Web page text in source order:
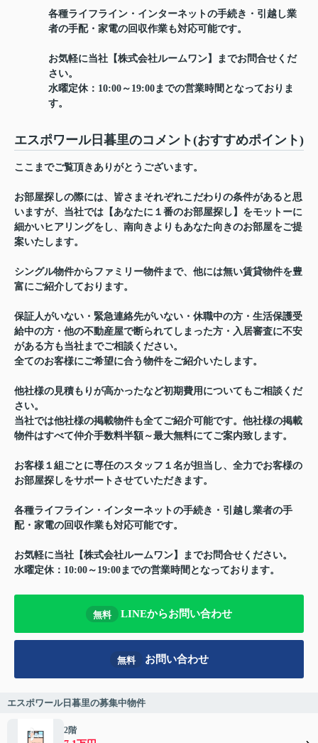
各種ライフライン・インターネットの手続き・引越し業
者の手配・家電の回収作業も対応可能です。
お気軽に当社【株式会社ルームワン】までお問合せくだ
さい。
水曜定休：10:00～19:00までの営業時間となっておりま
す。
エスポワール日暮里のコメント(おすすめポイント)
ここまでご覧頂きありがとうございます。
お部屋探しの際には、皆さまそれぞれこだわりの条件があると思
いますが、当社では【あなたに１番のお部屋探し】をモットーに
細かいヒアリングをし、南向きよりもあなた向きのお部屋をご提
案いたします。
シングル物件からファミリー物件まで、他には無い賃貸物件を豊
富にご紹介しております。
保証人がいない・緊急連絡先がいない・休職中の方・生活保護受
給中の方・他の不動産屋で断られてしまった方・入居審査に不安
がある方も当社までご相談ください。
全てのお客様にご希望に合う物件をご紹介いたします。
他社様の見積もりが高かったなど初期費用についてもご相談くだ
さい。
当社では他社様の掲載物件も全てご紹介可能です。他社様の掲載
物件はすべて仲介手数料半額～最大無料にてご案内致します。
お客様１組ごとに専任のスタッフ１名が担当し、全力でお客様の
お部屋探しをサポートさせていただきます。
各種ライフライン・インターネットの手続き・引越し業者の手
配・家電の回収作業も対応可能です。
お気軽に当社【株式会社ルームワン】までお問合せください。
水曜定休：10:00～19:00までの営業時間となっております。
無料 LINEからお問い合わせ
無料 お問い合わせ
エスポワール日暮里の募集中物件
2階